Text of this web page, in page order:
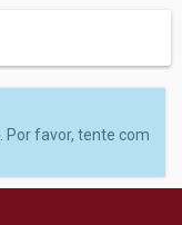
Por favor, tente com